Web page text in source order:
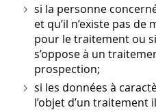
si la personne
et qu’il n’existe pas
pour le traitement ou
s’oppose à un
prospection;
si les données à
l’objet d’un traitement